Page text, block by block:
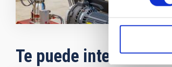
Te puede interesar